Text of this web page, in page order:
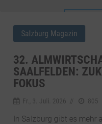
Salzburg Magazin
32.
SAALFELDEN:
FOKUS
Fr., 3. Juli. 2026 805
In Salzburg gibt es mehr